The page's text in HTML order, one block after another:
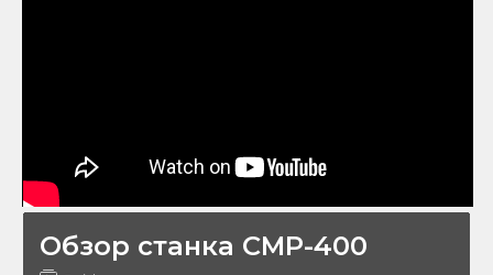
Обзор станка СМР-400